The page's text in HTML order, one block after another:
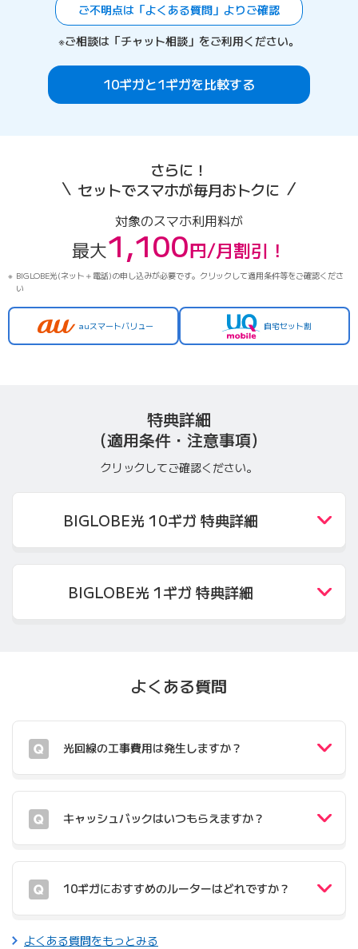
ご不明点は「よくある質問」よりご確認
※ご相談は「チャット相談」をご利用ください。
10ギガと1ギガを比較する
さらに！
セットでスマホが毎月おトクに
対象のスマホ利用料が
最大1,100円/月割引！
BIGLOBE光(ネット＋電話)の申し込みが必要です。クリックして適用条件等をご確認くださ
い
auスマートバリュー 自宅セット割
特典詳細
（適用条件・注意事項）
クリックしてご確認ください。
BIGLOBE光 10ギガ 特典詳細
BIGLOBE光 1ギガ 特典詳細
よくある質問
光回線の工事費用は発生しますか？
キャッシュバックはいつもらえますか？
10ギガにおすすめのルーターはどれですか？
よくある質問をもっとみる